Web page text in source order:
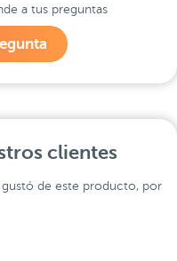
a tus preguntas
clientes
de este producto, por